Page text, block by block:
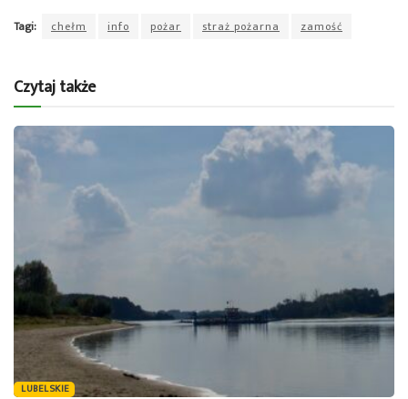
Tagi: chełm info pożar straż pożarna zamość
Czytaj także
LUBELSKIE